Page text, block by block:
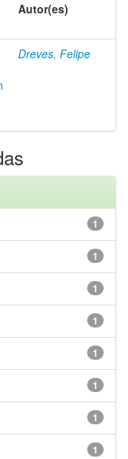
Autor(es)
Dreves, Felipe
1
1
1
1
1
1
1
1